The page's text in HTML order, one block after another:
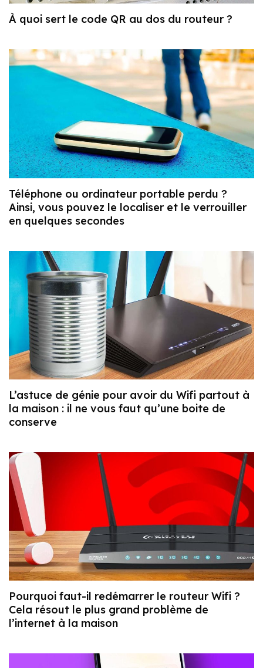
À quoi sert le code QR au dos du routeur ?
Téléphone ou ordinateur portable perdu ?
Ainsi, vous pouvez le localiser et le verrouiller
en quelques secondes
L’astuce de génie pour avoir du Wifi partout à
la maison : il ne vous faut qu’une boite de
conserve
Pourquoi faut-il redémarrer le routeur Wifi ?
Cela résout le plus grand problème de
l’internet à la maison